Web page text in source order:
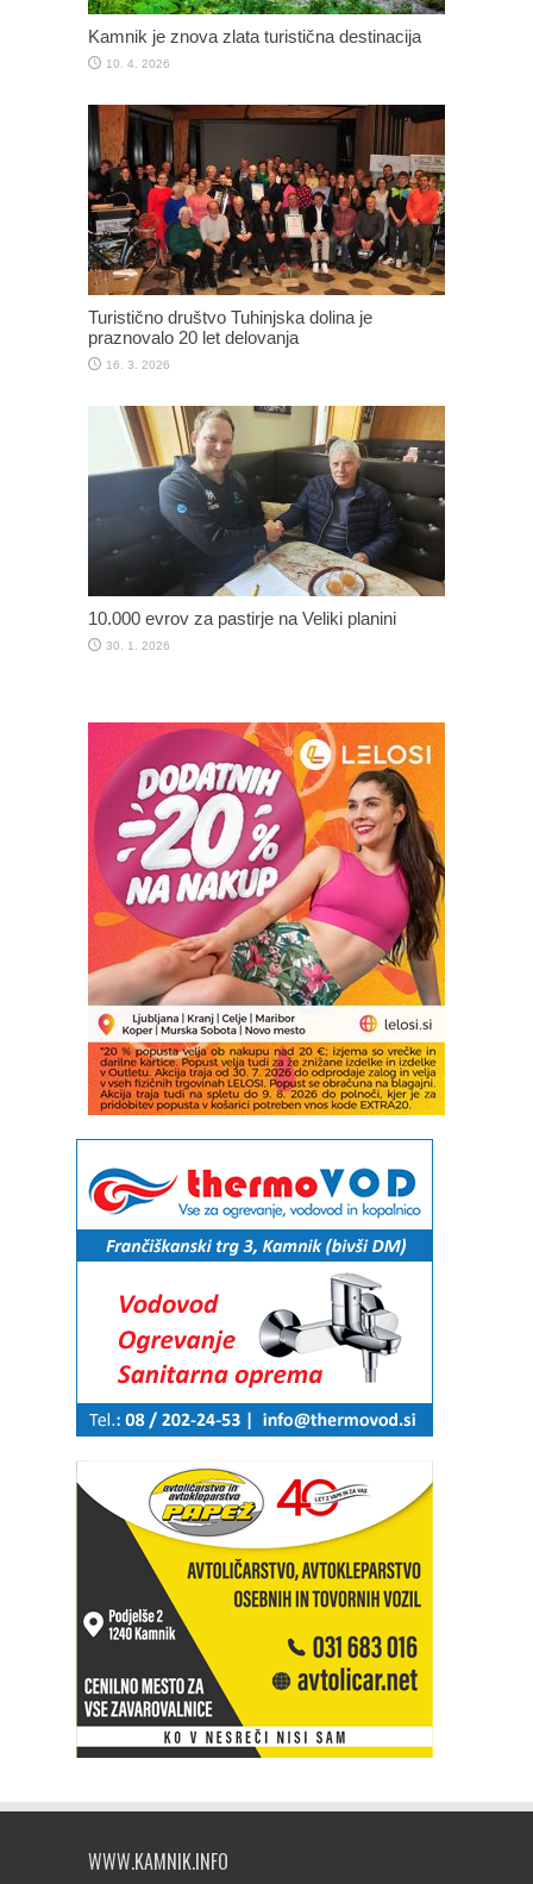
Kamnik je znova zlata turistična destinacija
10. 4. 2026
Turistično društvo Tuhinjska dolina je
praznovalo 20 let delovanja
16. 3. 2026
10.000 evrov za pastirje na Veliki planini
30. 1. 2026
WWW.KAMNIK.INFO